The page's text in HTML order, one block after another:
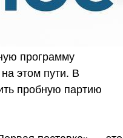
программу
этом пути. В
пробную партию